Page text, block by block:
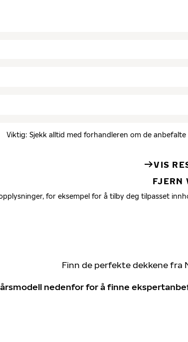
Viktig: Sjekk alltid med forhandleren om de
VIS
FJERN
for eksempel for å tilby deg tilpasset
Finn de perfekte dekkene fra
årsmodell nedenfor for å finne